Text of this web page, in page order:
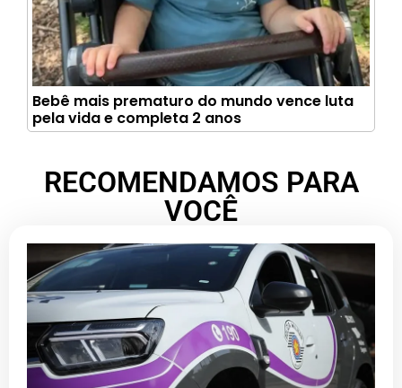
Bebê mais prematuro do mundo vence luta
pela vida e completa 2 anos
RECOMENDAMOS PARA
VOCÊ